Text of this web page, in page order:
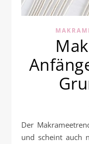
Der Makrameetrend hält nun schon einige Zeit an
und scheint auch